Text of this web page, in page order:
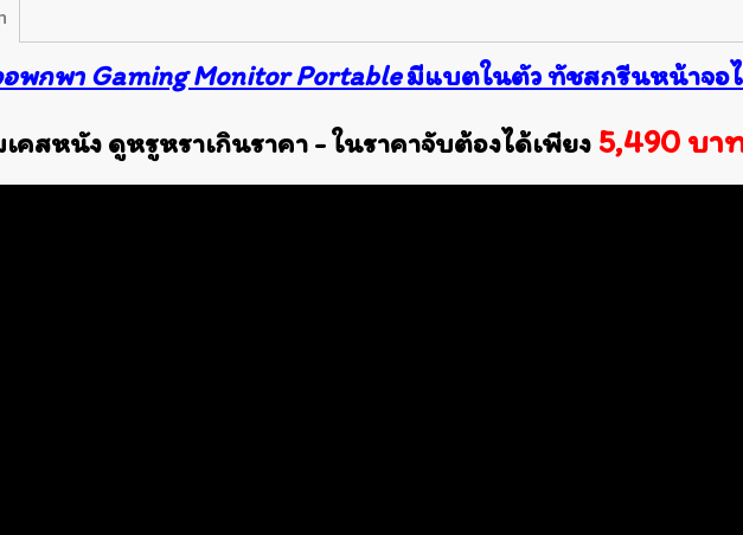
พกพา Gaming Monitor Portable มีแบตในตัว ทัชสกรีนหน้าจอ
คสหนัง ดูหรูหราเกินราคา - ในราคาจับต้องได้เพียง 5,490 บา